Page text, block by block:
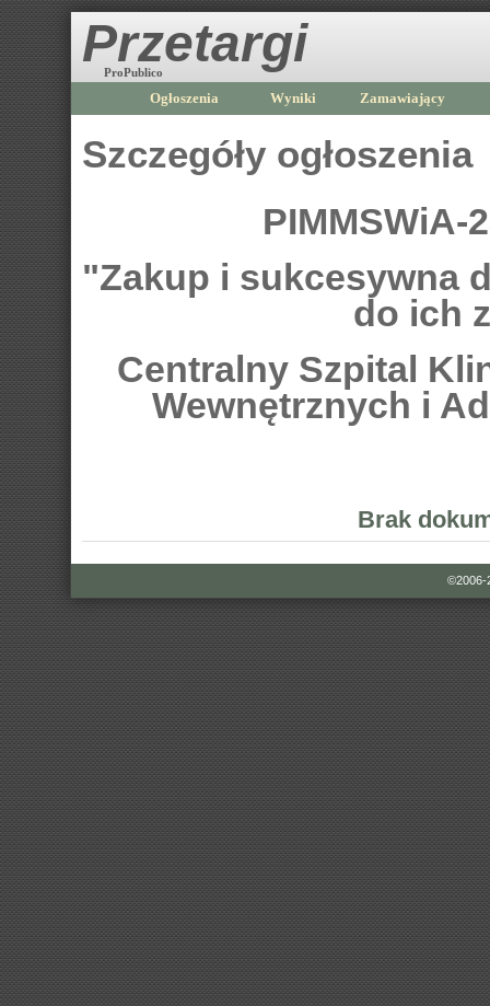
Przetargi
ProPublico
Ogłoszenia Wyniki Zamawiający
Szczegóły ogłoszenia
PIMMSWiA-
"Zakup i sukcesywna
do ich
Centralny Szpital
Wewnętrznych i
Brak
©2006-